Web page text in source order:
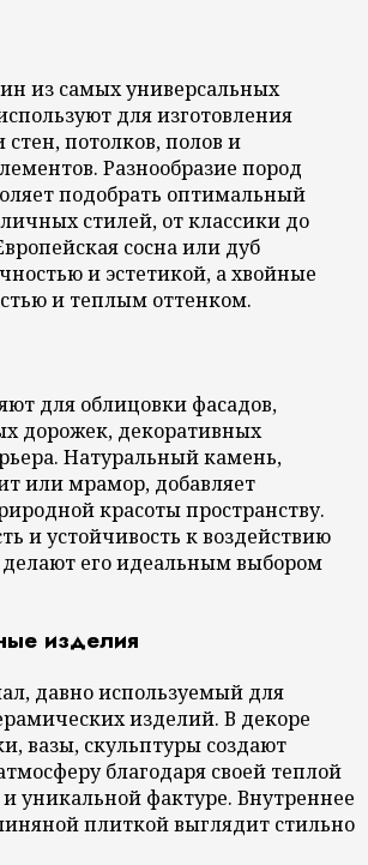
из самых универсальных
для изготовления
потолков, полов и
Разнообразие пород
подобрать оптимальный
стилей, от классики до
сосна или дуб
и эстетикой, а хвойные
и теплым оттенком.
для облицовки фасадов,
дорожек, декоративных
Натуральный камень,
или мрамор, добавляет
красоты пространству.
и устойчивость к воздействию
его идеальным выбором
изделия
давно используемый для
изделий. В декоре
вазы, скульптуры создают
благодаря своей теплой
уникальной фактуре. Внутреннее
плиткой выглядит стильно